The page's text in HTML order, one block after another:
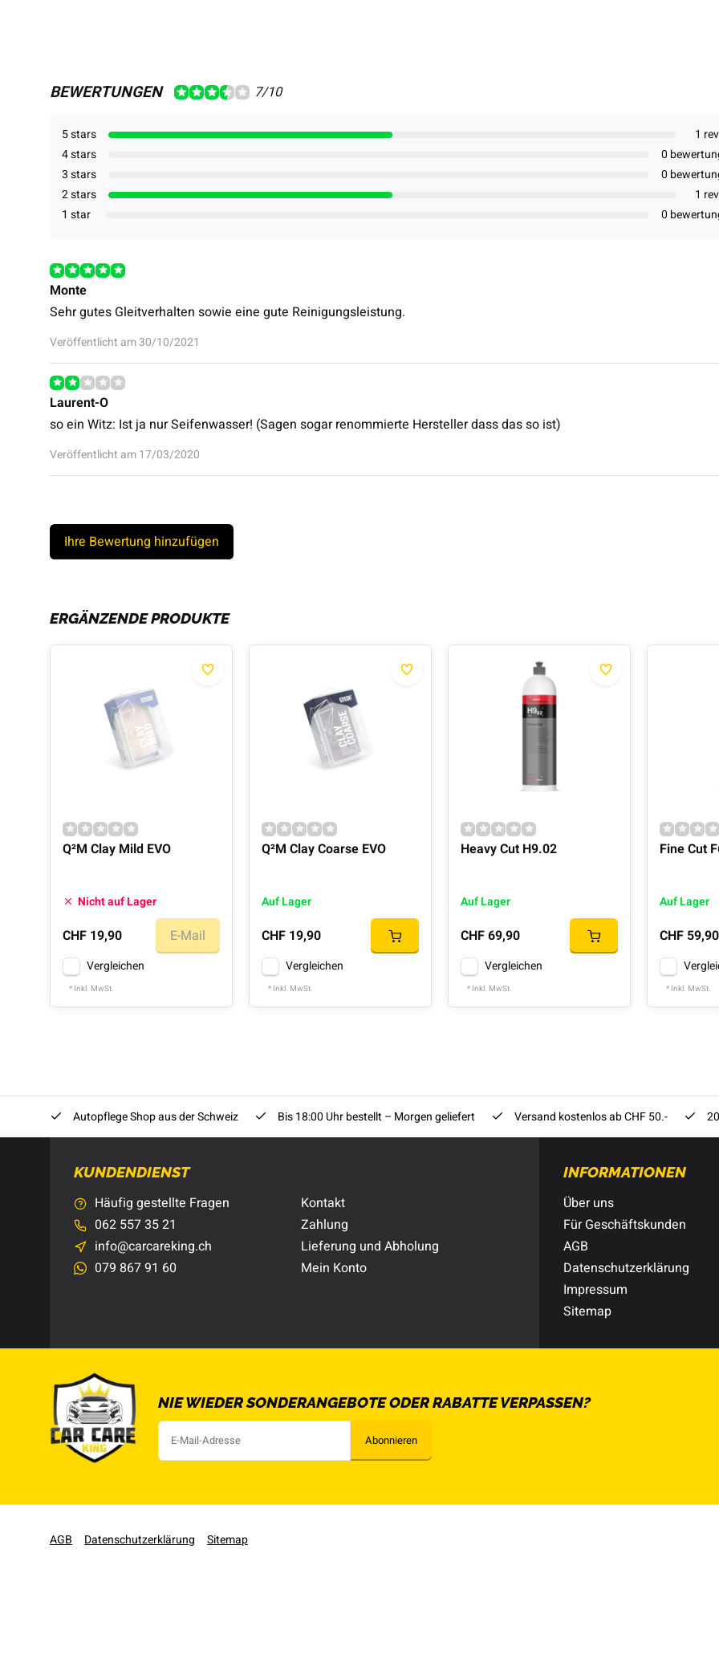
BEWERTUNGEN 7/10
5 stars
1
4 stars
0
3 stars
0
2 stars
1
1 star
0
Monte
Sehr gutes Gleitverhalten sowie eine gute Reinigungsleistung.
Veröffentlicht am 30/10/2021
Laurent-O
so ein Witz: Ist ja nur Seifenwasser! (Sagen sogar renommierte Hersteller dass das so ist)
Veröffentlicht am 17/03/2020
Ihre Bewertung hinzufügen
ERGÄNZENDE PRODUKTE
Q²M Clay Mild EVO
Nicht auf Lager
CHF 19,90 E-Mail
Vergleichen
* Inkl. MwSt.
Q²M Clay Coarse EVO
Auf Lager
CHF 19,90
Vergleichen
* Inkl. MwSt.
Heavy Cut H9.02
Auf Lager
CHF 69,90
Vergleichen
* Inkl. MwSt.
Fine Cut
Auf Lager
CHF 59,90
* Inkl. MwSt.
Autopflege Shop aus der Schweiz Bis 18:00 Uhr bestellt – Morgen geliefert Versand kostenlos ab CHF 50.-
KUNDENDIENST
Häufig gestellte Fragen
062 557 35 21
info@carcareking.ch
079 867 91 60
Kontakt
Zahlung
Lieferung und Abholung
Mein Konto
INFORMATIONEN
Über uns
Für Geschäftskunden
AGB
Datenschutzerklärung
Impressum
Sitemap
NIE WIEDER SONDERANGEBOTE ODER RABATTE VERPASSEN?
Abonnieren
AGB Datenschutzerklärung Sitemap